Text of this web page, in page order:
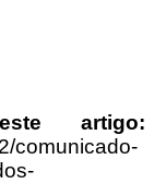
artigo:
comunicado-